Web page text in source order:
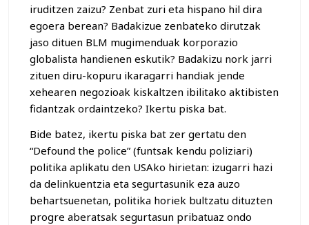
iruditzen zaizu? Zenbat zuri eta hispano hil dira
egoera berean? Badakizue zenbateko dirutzak
jaso dituen BLM mugimenduak korporazio
globalista handienen eskutik? Badakizu nork jarri
zituen diru-kopuru ikaragarri handiak jende
xehearen negozioak kiskaltzen ibilitako aktibisten
fidantzak ordaintzeko? Ikertu piska bat.
Bide batez, ikertu piska bat zer gertatu den
“Defound the police” (funtsak kendu poliziari)
politika aplikatu den USAko hirietan: izugarri hazi
da delinkuentzia eta segurtasunik eza auzo
behartsuenetan, politika horiek bultzatu dituzten
progre aberatsak segurtasun pribatuaz ondo